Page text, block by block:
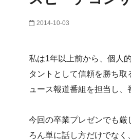
2014-10-03
私は1年以上前から、個人
タントとして信頼を勝ち
ュース報道番組を担当し
今回の卒業プレゼンでも厳
ろん単に話し方だけでな